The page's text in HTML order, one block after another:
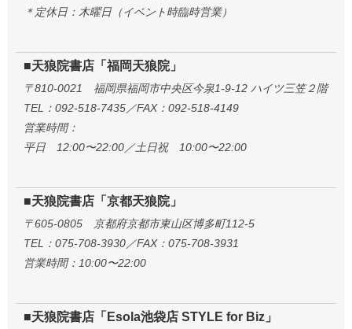
＊定休日：木曜日（イベント時臨時営業）
■天狼院書店「福岡天狼院」
〒810-0021 福岡県福岡市中央区今泉1-9-12 ハイツ三笠２階
TEL：092-518-7435／FAX：092-518-4149
営業時間：
平日 12:00〜22:00／土日祝 10:00〜22:00
■天狼院書店「京都天狼院」
〒605-0805 京都府京都市東山区博多町112-5
TEL：075-708-3930／FAX：075-708-3931
営業時間：10:00〜22:00
■天狼院書店「Esola池袋店 STYLE for Biz」